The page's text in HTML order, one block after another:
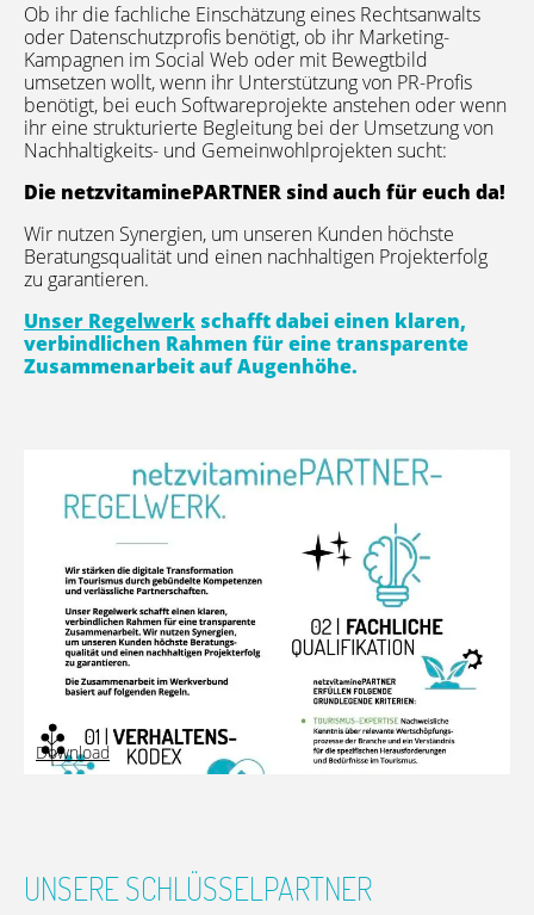
Download
Ob ihr die fachliche Einschätzung eines Rechtsanwalts
oder Datenschutzprofis benötigt, ob ihr Marketing-
Kampagnen im Social Web oder mit Bewegtbild
umsetzen wollt, wenn ihr Unterstützung von PR-Profis
benötigt, bei euch Softwareprojekte anstehen oder wenn
ihr eine strukturierte Begleitung bei der Umsetzung von
Nachhaltigkeits- und Gemeinwohlprojekten sucht:
Die netzvitaminePARTNER sind auch für euch da!
Wir nutzen Synergien, um unseren Kunden höchste
Beratungsqualität und einen nachhaltigen Projekterfolg
zu garantieren.
Unser Regelwerk schafft dabei einen klaren,
verbindlichen Rahmen für eine transparente
Zusammenarbeit auf Augenhöhe.
UNSERE SCHLÜSSELPARTNER